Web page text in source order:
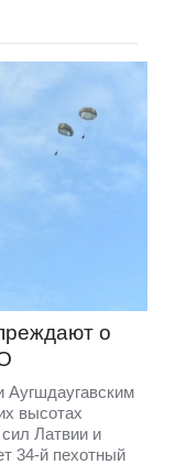
о
Аугшдаугавским
высотах
Латвии и
34-й пехотный